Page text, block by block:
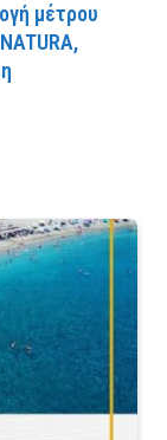
μέτρου